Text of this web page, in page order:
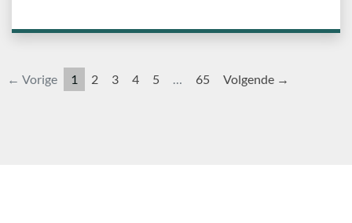
← Vorige 1 2 3 4 5 … 65 Volgende →